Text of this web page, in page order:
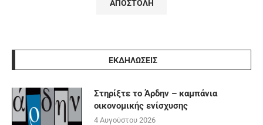
ΕΚΔΗΛΩΣΕΙΣ
Στηρίξτε το Άρδην – καμπάνια
οικονομικής ενίσχυσης
4 Αυγούστου 2026